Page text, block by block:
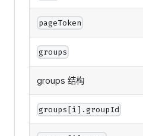
pageToken
groups
groups 结构
groups[i].groupId